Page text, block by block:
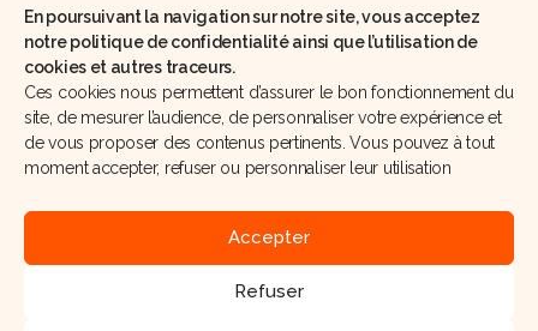
En poursuivant la navigation sur notre site, vous acceptez
notre politique de confidentialité ainsi que l’utilisation de
cookies et autres traceurs.
Ces cookies nous permettent d’assurer le bon fonctionnement du
site, de mesurer l’audience, de personnaliser votre expérience et
de vous proposer des contenus pertinents. Vous pouvez à tout
moment accepter, refuser ou personnaliser leur utilisation
Accepter
Refuser
Débutant
Cocktail Martini Sbagliato
Mentions légales Politique de confidentialité CGV Cookies